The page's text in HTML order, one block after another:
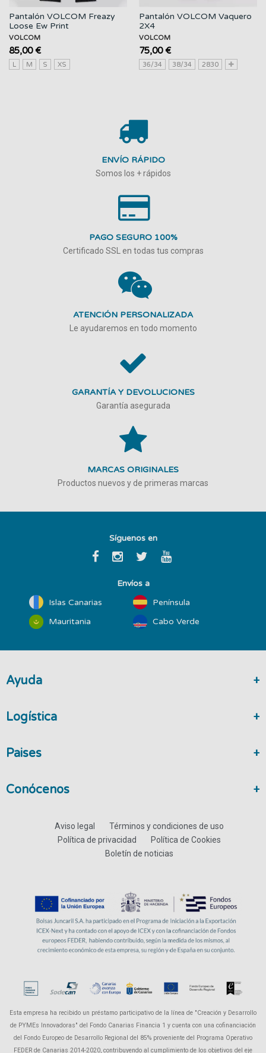
Pantalón VOLCOM Freazy
Loose Ew Print
VOLCOM
85,00 €
L M S XS
Pantalón VOLCOM Vaquero
2X4
VOLCOM
75,00 €
36/34 38/34 2830
ENVÍO RÁPIDO
Somos los + rápidos
PAGO SEGURO 100%
Certificado SSL en todas tus compras
ATENCIÓN PERSONALIZADA
Le ayudaremos en todo momento
GARANTÍA Y DEVOLUCIONES
Garantía asegurada
MARCAS ORIGINALES
Productos nuevos y de primeras marcas
Síguenos en
Envíos a
Islas Canarias
Península
Mauritania
Cabo Verde
Ayuda
Logística
Paises
Conócenos
Aviso legal
Términos y condiciones de uso
Política de privacidad
Política de Cookies
Boletín de noticias
Esta empresa ha recibido un préstamo participativo de la línea de "Creación y Desarrollo
de PYMEs Innovadoras" del Fondo Canarias Financia 1 y cuenta con una cofinanciación
del Fondo Europeo de Desarrollo Regional del 85% proveniente del Programa Operativo
FEDER de Canarias 2014-2020, contribuyendo al cumplimiento de los objetivos del eje